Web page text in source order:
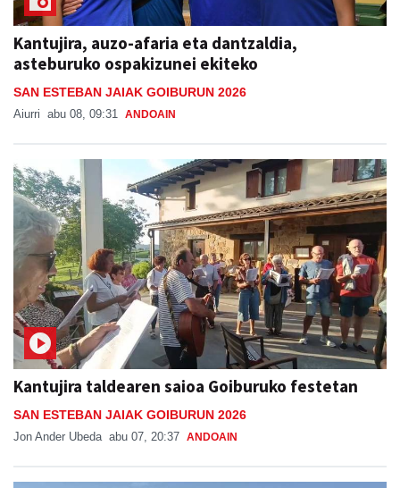
Kantujira, auzo-afaria eta dantzaldia,
asteburuko ospakizunei ekiteko
SAN ESTEBAN JAIAK GOIBURUN 2026
Aiurri abu 08, 09:31 ANDOAIN
Kantujira taldearen saioa Goiburuko festetan
SAN ESTEBAN JAIAK GOIBURUN 2026
Jon Ander Ubeda abu 07, 20:37 ANDOAIN